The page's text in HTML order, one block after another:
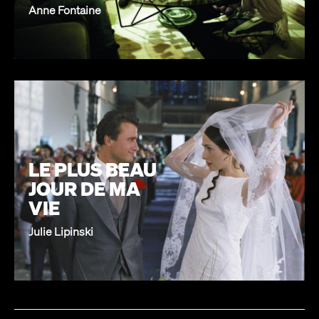
Anne Fontaine
LE PLUS BEAU
JOUR DE MA
VIE
Julie Lipinski